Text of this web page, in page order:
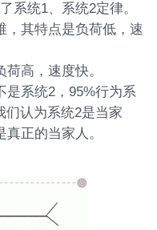
系统1、系统2定律。
，其特点是负荷低，速
高，速度快。
是系统2，95%行为系
们认为系统2是当家
正的当家人。